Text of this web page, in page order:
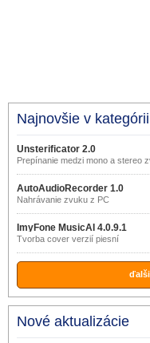
Najnovšie v kategórii
Unsterificator 2.0
Prepínanie medzi mono a stereo
AutoAudioRecorder 1.0
Nahrávanie zvuku z PC
ImyFone MusicAI 4.0.9.1
Tvorba cover verzií piesní
Nové aktualizácie